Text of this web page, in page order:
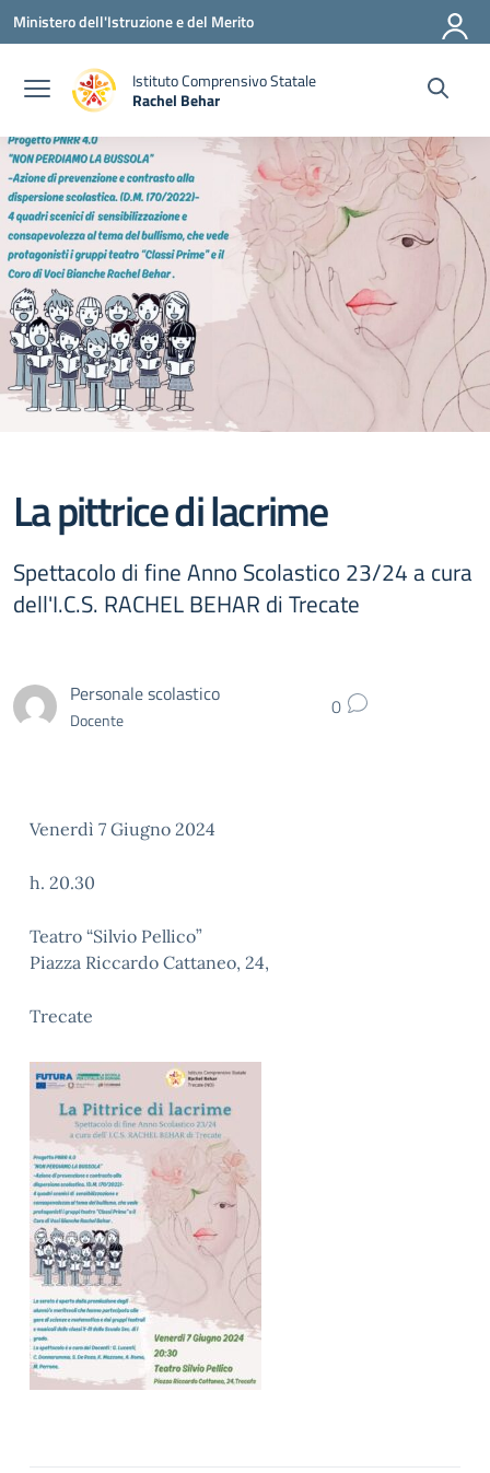
Vai ai contenuti
Vai al menu di navigazione
Vai al footer
Ministero dell'Istruzione e del Merito
Istituto Comprensivo Statale
Rachel Behar
La pittrice di lacrime
Spettacolo di fine Anno Scolastico 23/24 a cura
dell'I.C.S. RACHEL BEHAR di Trecate
Personale scolastico
Docente 0
Venerdì 7 Giugno 2024
h. 20.30
Teatro “Silvio Pellico”
Piazza Riccardo Cattaneo, 24,
Trecate